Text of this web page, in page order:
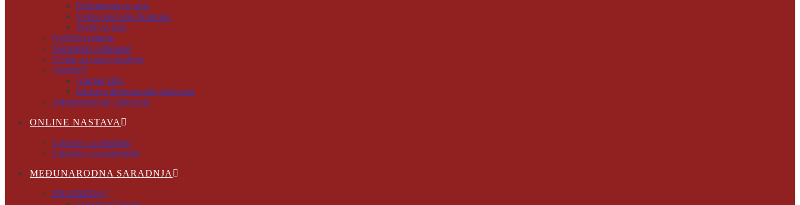
Dokumenta za upis
Uslovi plaćanja školarine
Vodič za upis
Najčešća pitanja
Studentski parlament
Centar za razvoj karijere
Alumni
Alumni klub
Iskustva diplomiranih studenata
Administrativni cjenovnik
ONLINE NASTAVA
Uputstvo za studente
Uputstvo za nastavnike
MEĐUNARODNA SARADNJA
ERASMUS+